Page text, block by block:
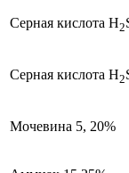
Серная кислота H2
Серная кислота H2
Мочевина 5, 20%